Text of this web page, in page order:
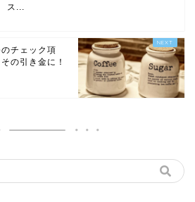
ス...
チェック項
の引き金に！